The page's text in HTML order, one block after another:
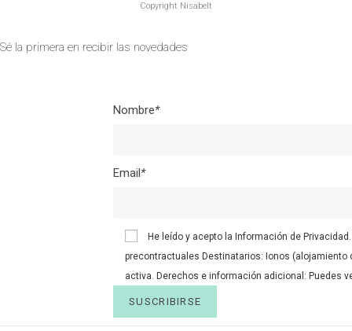
Copyright Nisabelt
Sé la primera en recibir las novedades
Nombre*
Email*
He leído y acepto la Información de Privacidad.
precontractuales Destinatarios: Ionos
activa. Derechos e información adicional: Puedes